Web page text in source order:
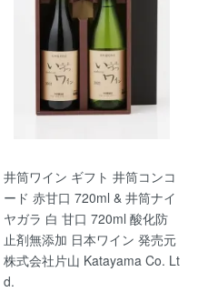
井筒ワイン ギフト 井筒コンコ
ード 赤甘口 720ml & 井筒ナイ
ヤガラ 白 甘口 720ml 酸化防
止剤無添加 日本ワイン 発売元
株式会社片山 Katayama Co. Lt
d.